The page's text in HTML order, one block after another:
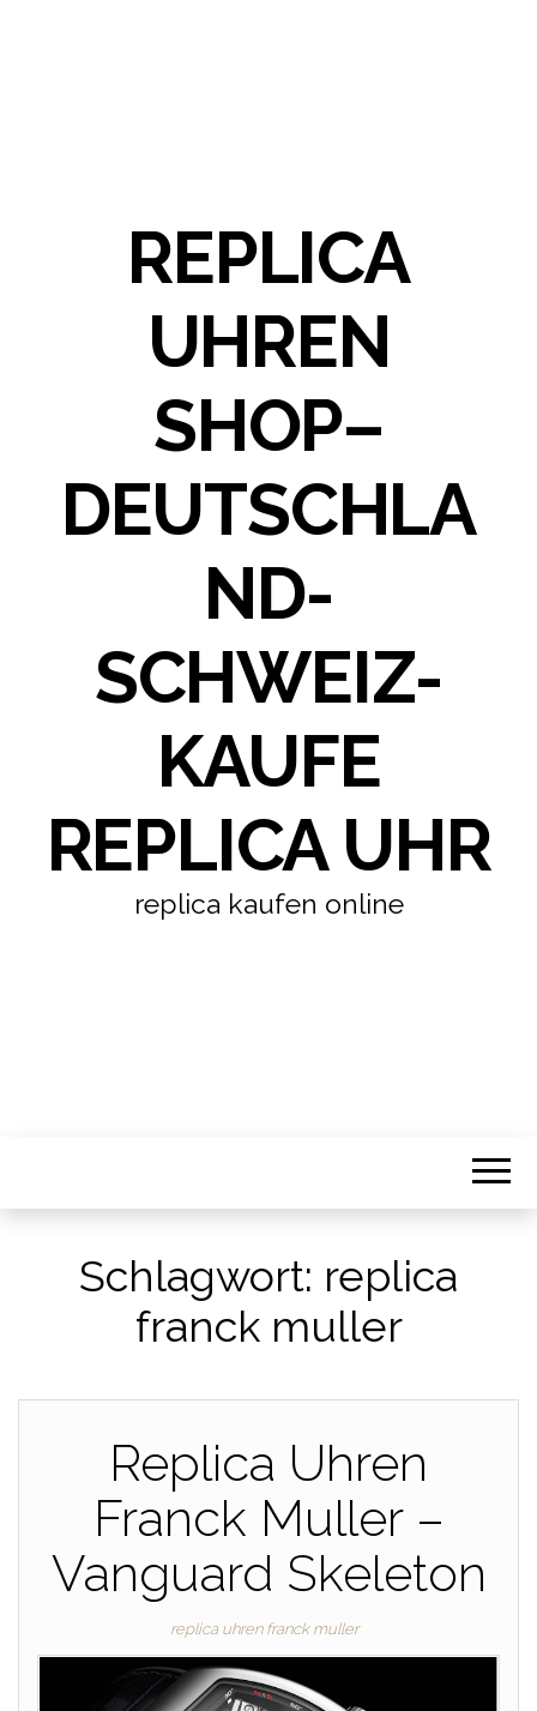
REPLICA
UHREN
SHOP–
DEUTSCHLA
ND-
SCHWEIZ-
KAUFE
REPLICA UHR
replica kaufen online
Schlagwort: replica
franck muller
Replica Uhren
Franck Muller –
Vanguard Skeleton
replica uhren franck muller